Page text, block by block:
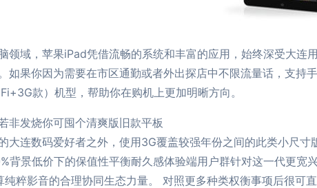
领域，苹果iPad凭借流畅的系统和丰富的应用，始终深受大
如果你因为需要在市区通勤或者外出探店中不限流量话，支
款）机型，帮助你在购机上更加明晰方向。
非发烧你可囤个清爽版旧款平板
大连数码爱好者之外，使用3G覆盖较强年份之间的此类小尺
背景低价下的保值性平衡耐久感体验端用户群针对这一代更宽
纯粹影音的合理协同生态力量。 对照更多种类权衡事项后很可